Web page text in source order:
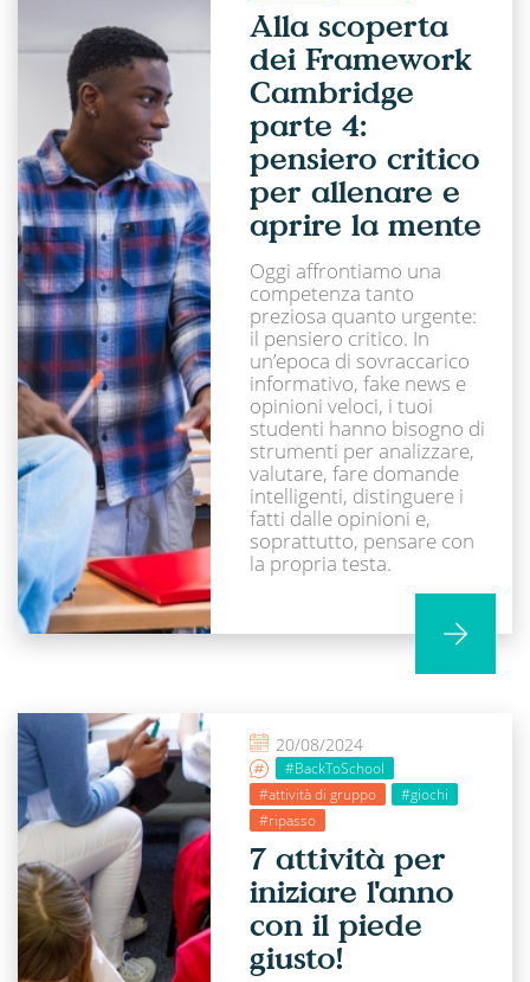
Alla scoperta
dei Framework
Cambridge
parte 4:
pensiero critico
per allenare e
aprire la mente
Oggi affrontiamo una
competenza tanto
preziosa quanto urgente:
il pensiero critico. In
un’epoca di sovraccarico
informativo, fake news e
opinioni veloci, i tuoi
studenti hanno bisogno di
strumenti per analizzare,
valutare, fare domande
intelligenti, distinguere i
fatti dalle opinioni e,
soprattutto, pensare con
la propria testa.
20/08/2024
#BackToSchool
#attività di gruppo
#giochi
#ripasso
7 attività per
iniziare l'anno
con il piede
giusto!